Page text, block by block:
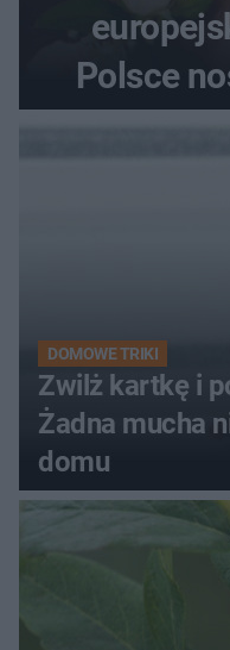
Polsce
DOMOWE TRIKI
Zwilż kartkę i
Żadna mucha
domu